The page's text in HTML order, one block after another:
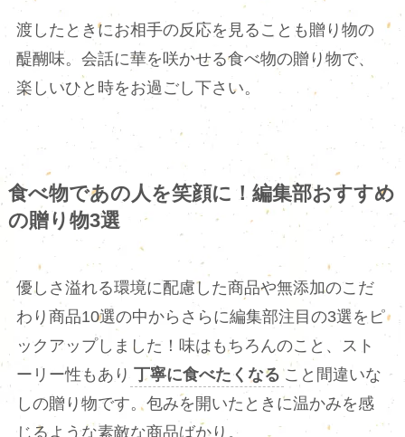
渡したときにお相手の反応を見ることも贈り物の
醍醐味。会話に華を咲かせる食べ物の贈り物で、
楽しいひと時をお過ごし下さい。
食べ物であの人を笑顔に！編集部おすすめ
の贈り物3選
優しさ溢れる環境に配慮した商品や無添加のこだ
わり商品10選の中からさらに編集部注目の3選をピ
ックアップしました！味はもちろんのこと、スト
ーリー性もあり 丁寧に食べたくなる こと間違いな
しの贈り物です。包みを開いたときに温かみを感
じるような素敵な商品ばかり。